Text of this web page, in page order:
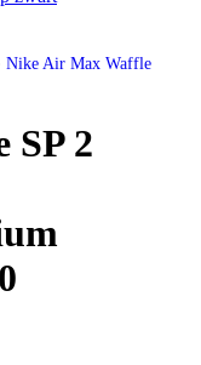
Nike Air Max Waffle
SP 2